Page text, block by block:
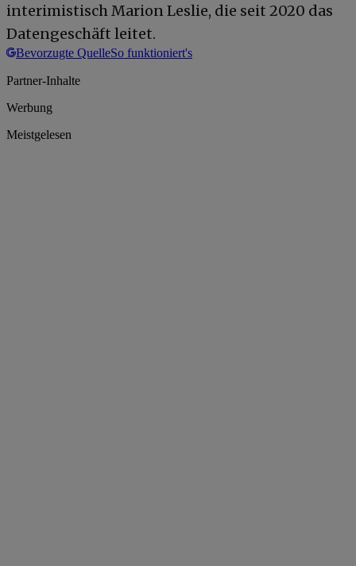
interimistisch Marion Leslie, die seit 2020 das
Datengeschäft leitet.
Bevorzugte QuelleSo funktioniert's
Partner-Inhalte
Werbung
Meistgelesen